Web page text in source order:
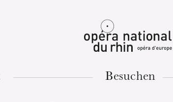
Mulhouse
Besuchen